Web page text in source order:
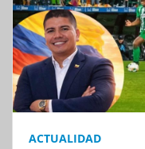
ACTUALIDAD